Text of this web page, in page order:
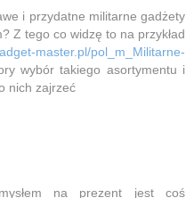
i przydatne militarne gadżety
Z tego co widzę to na przykład
master.pl/pol_m_Militarne-
wybór takiego asortymentu i
nich zajrzeć
na prezent jest coś